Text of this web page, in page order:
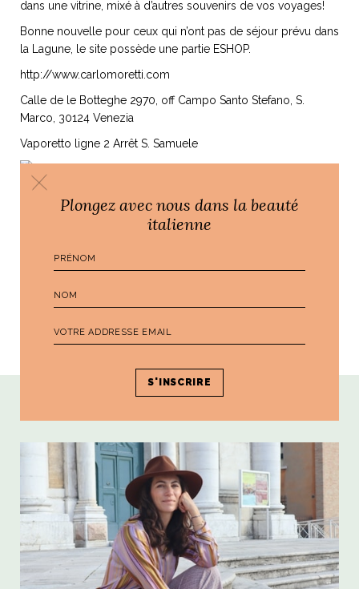
dans une vitrine, mixé à d’autres souvenirs de vos voyages!
Bonne nouvelle pour ceux qui n’ont pas de séjour prévu dans
la Lagune, le site possède une partie ESHOP.
http://www.carlomoretti.com
Calle de le Botteghe 2970, off Campo Santo Stefano, S.
Marco, 30124 Venezia
Vaporetto ligne 2 Arrêt S. Samuele
ParAli
PRÉCÉDENT
Plongez avec nous dans la beauté
italienne